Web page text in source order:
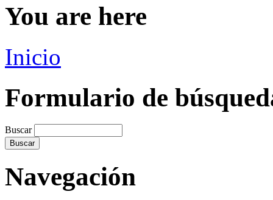
You are here
Inicio
Formulario de
Buscar
Navegación